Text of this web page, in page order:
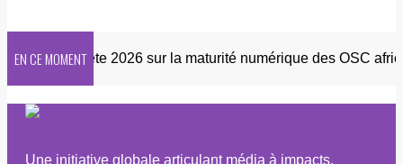
EN CE MOMENT
Enquête 2026 sur la maturité numérique des OSC
Une initiative globale articulant média à impacts,